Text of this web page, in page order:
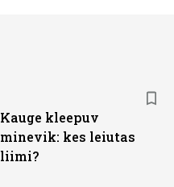
Kauge kleepuv
minevik: kes leiutas
liimi?